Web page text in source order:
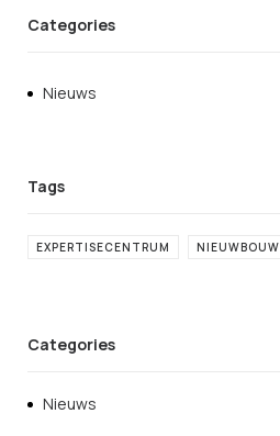
Categories
Nieuws
EXPERTISECENTRUM NIEUWBOUW
Categories
Nieuws